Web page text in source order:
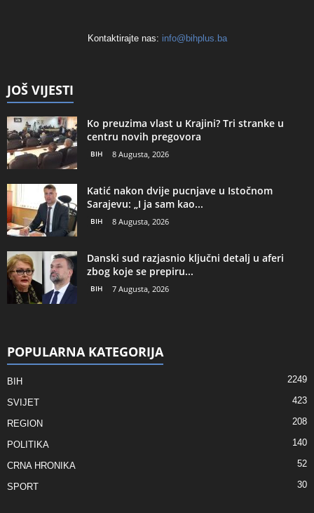
Kontaktirajte nas: info@bihplus.ba
JOŠ VIJESTI
Ko preuzima vlast u Krajini? Tri stranke u
centru novih pregovora
BIH 8 Augusta, 2026
Katić nakon dvije pucnjave u Istočnom
Sarajevu: „I ja sam kao...
BIH 8 Augusta, 2026
Danski sud razjasnio ključni detalj u aferi
zbog koje se prepiru...
BIH 7 Augusta, 2026
POPULARNA KATEGORIJA
BIH 2249
SVIJET 423
REGION 208
POLITIKA 140
CRNA HRONIKA 52
SPORT 30